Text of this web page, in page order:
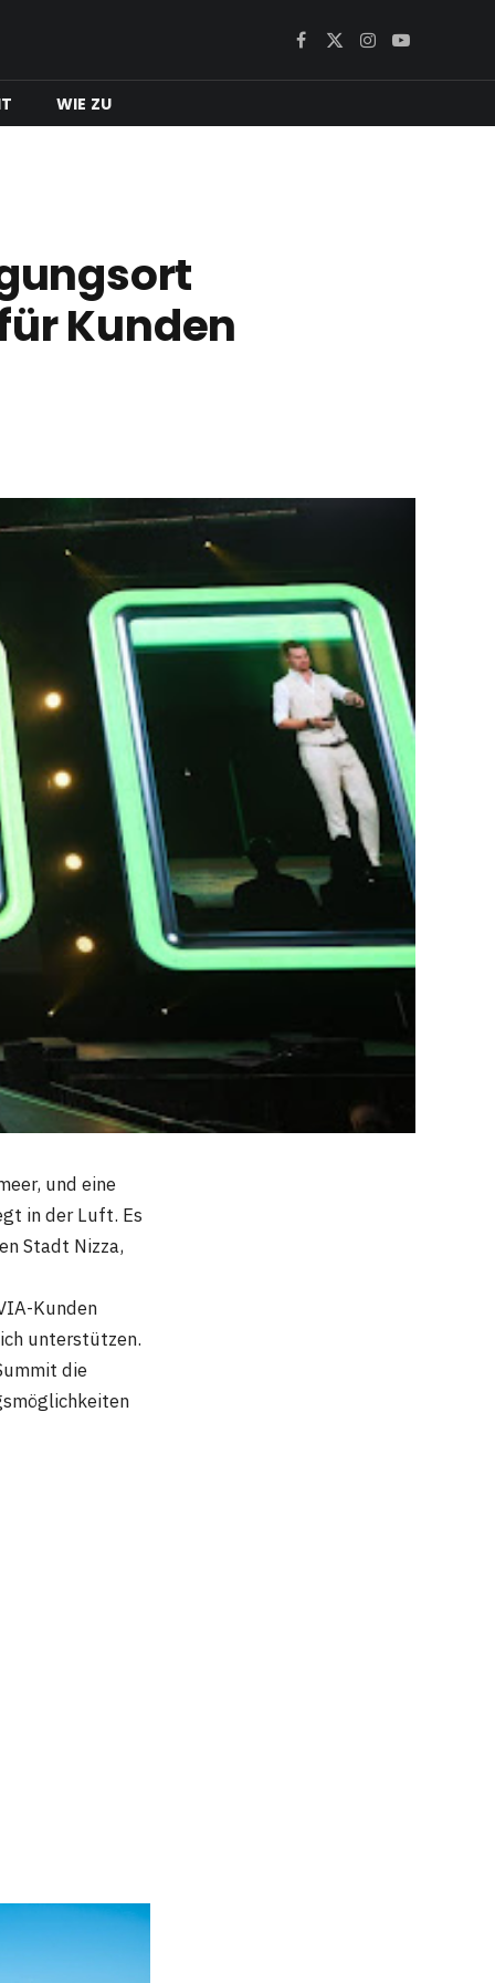
Facebook
X
Instagram
YouTube
WIE ZU
Kunden
und eine
in der Luft. Es
Stadt Nizza,
Kunden
unterstützen.
die